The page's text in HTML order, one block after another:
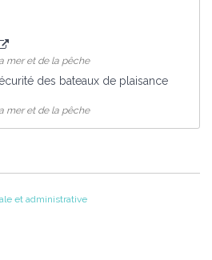
mer et de la pêche
des bateaux de plaisance
mer et de la pêche
et administrative